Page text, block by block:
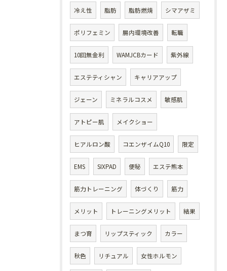
冷え性 脂肪 脂肪燃焼 シマアザミ
ポリフェミン 腸内環境改善 転職
10回無金利 WAMJCBカード 紫外線
エステティシャン キャリアアップ
ジェーン ミネラルコスメ 敏感肌
アトピー肌 メイクショー
ヒアルロン酸 コエンザイムQ10 限定
EMS SIXPAD 便秘 エステ熊本
筋力トレーニング 体づくり 筋力
メリット トレーニングメリット 結果
まつ育 リップスティック カラー
秋色 リチュアル 女性ホルモン